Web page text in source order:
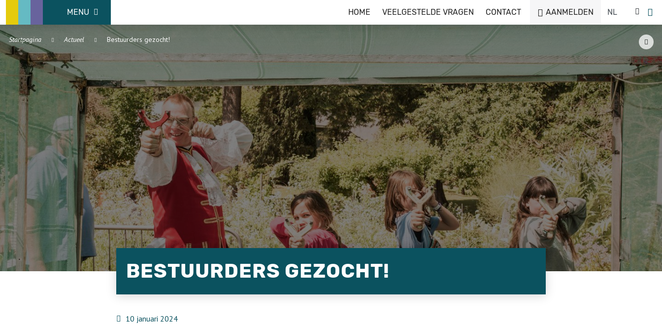
MENU HOME VEELGESTELDE VRAGEN CONTACT AANMELDEN
Startpagina Actueel Bestuurders gezocht!
BESTUURDERS GEZOCHT!
10 januari 2024